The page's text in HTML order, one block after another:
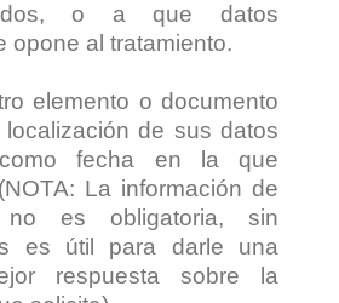
o a que datos
opone al tratamiento.
elemento o documento
de sus datos
como fecha en la que
La información de
es obligatoria, sin
es útil para darle una
respuesta sobre la